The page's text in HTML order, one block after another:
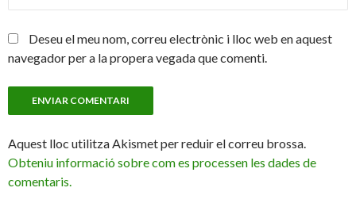
Deseu el meu nom, correu electrònic i lloc web en aquest
navegador per a la propera vegada que comenti.
Aquest lloc utilitza Akismet per reduir el correu brossa.
Obteniu informació sobre com es processen les dades de
comentaris.